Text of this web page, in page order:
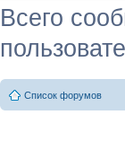
Всего
Список форумов